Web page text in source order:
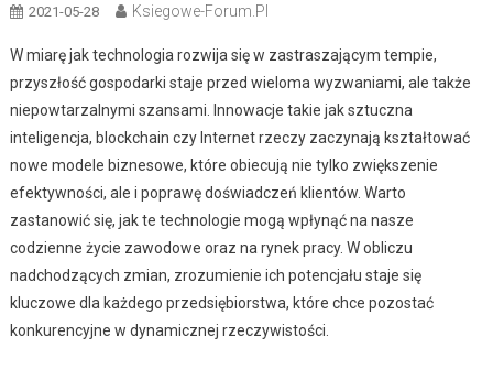
2021-05-28 Ksiegowe-Forum.pl
W miarę jak technologia rozwija się w zastraszającym tempie,
przyszłość gospodarki staje przed wieloma wyzwaniami, ale także
niepowtarzalnymi szansami. Innowacje takie jak sztuczna
inteligencja, blockchain czy Internet rzeczy zaczynają kształtować
nowe modele biznesowe, które obiecują nie tylko zwiększenie
efektywności, ale i poprawę doświadczeń klientów. Warto
zastanowić się, jak te technologie mogą wpłynąć na nasze
codzienne życie zawodowe oraz na rynek pracy. W obliczu
nadchodzących zmian, zrozumienie ich potencjału staje się
kluczowe dla każdego przedsiębiorstwa, które chce pozostać
konkurencyjne w dynamicznej rzeczywistości.